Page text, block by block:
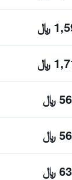
﷼
﷼
﷼
﷼
﷼